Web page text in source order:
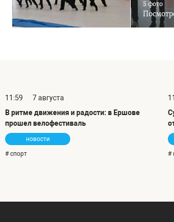
5 фото
11:59
7 августа
В ритме движения и радости: в Ершове
прошел велофестиваль
новости
# спорт #